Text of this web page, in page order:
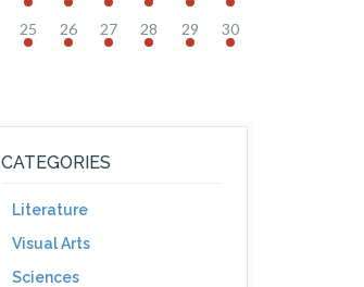
25 26 27 28 29 30
CATEGORIES
Literature
Visual Arts
Sciences